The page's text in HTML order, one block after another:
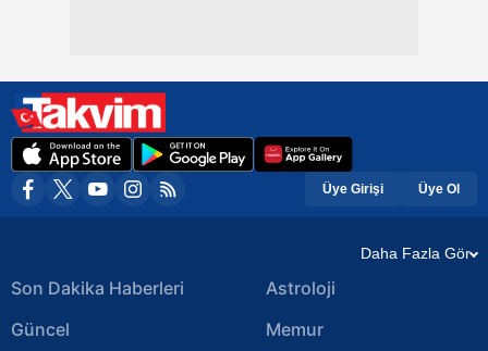
Üye Girişi Üye Ol
Daha Fazla Gör
Son Dakika Haberleri
Güncel
Astroloji
Memur